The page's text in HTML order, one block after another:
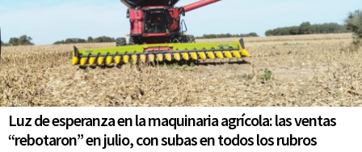
Luz de esperanza en la maquinaria agrícola: las ventas
“rebotaron” en julio, con subas en todos los rubros